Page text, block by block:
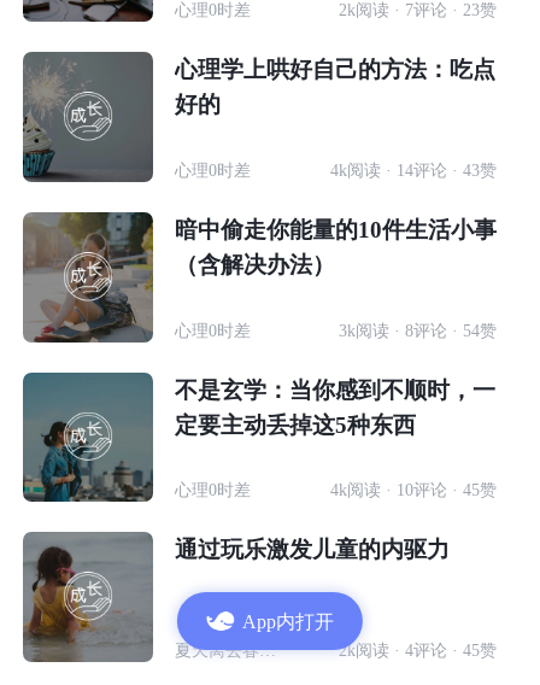
心理0时差 2k阅读 · 7评论 · 23赞
心理学上哄好自己的方法：吃点
好的
心理0时差 4k阅读 · 14评论 · 43赞
暗中偷走你能量的10件生活小事
（含解决办法）
心理0时差 3k阅读 · 8评论 · 54赞
不是玄学：当你感到不顺时，一
定要主动丢掉这5种东西
心理0时差 4k阅读 · 10评论 · 45赞
通过玩乐激发儿童的内驱力
夏天离去春天归来 2k阅读 · 4评论 · 45赞
App内打开